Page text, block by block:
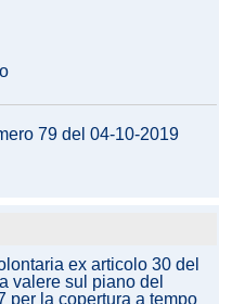
79 del 04-10-2019
ex articolo 30 del
valere sul piano del
per la copertura a tempo